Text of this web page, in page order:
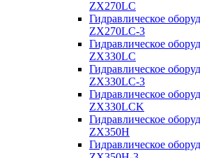
ZX270LC
Гидравлическое
ZX270LC-3
Гидравлическое
ZX330LC
Гидравлическое
ZX330LC-3
Гидравлическое
ZX330LCK
Гидравлическое
ZX350H
Гидравлическое